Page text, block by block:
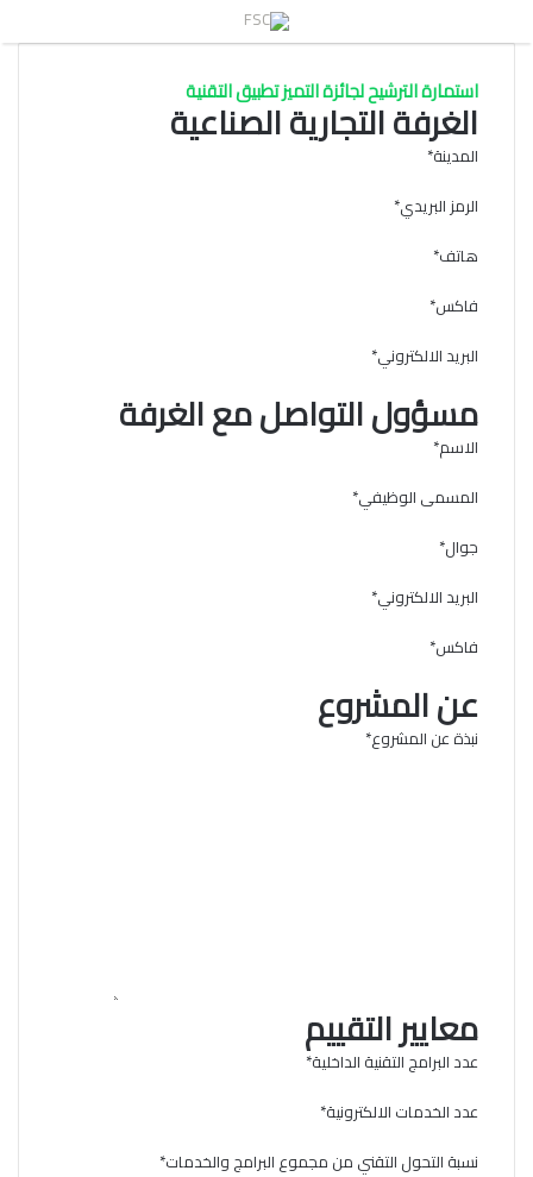
استمارة الترشيح لجائزة التميز تطبيق التقنية
الغرفة التجارية الصناعية
المدينة*
الرمز البريدي*
هاتف*
فاكس*
البريد الالكتروني*
مسؤول التواصل مع الغرفة
الاسم*
المسمى الوظيفي*
جوال*
البريد الالكتروني*
فاكس*
عن المشروع
نبذة عن المشروع*
معايير التقييم
عدد البرامج التقنية الداخلية*
عدد الخدمات الالكترونية*
نسبة التحول التقني من مجموع البرامج والخدمات*